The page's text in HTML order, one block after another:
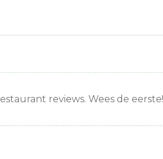
reviews. Wees de eerste!